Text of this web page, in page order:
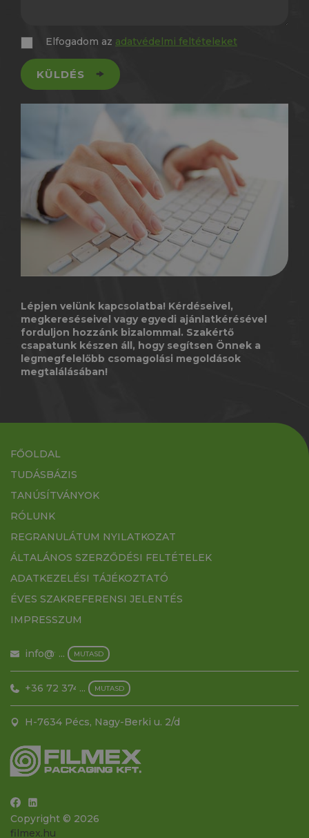
Elfogadom az adatvédelmi feltételeket
KÜLDÉS
Lépjen velünk kapcsolatba! Kérdéseivel,
megkereséseivel vagy egyedi ajánlatkérésével
forduljon hozzánk bizalommal. Szakértő
csapatunk készen áll, hogy segítsen Önnek a
legmegfelelőbb csomagolási megoldások
megtalálásában!
FŐOLDAL
TUDÁSBÁZIS
TANÚSÍTVÁNYOK
RÓLUNK
REGRANULÁTUM NYILATKOZAT
ÁLTALÁNOS SZERZŐDÉSI FELTÉTELEK
ADATKEZELÉSI TÁJÉKOZTATÓ
ÉVES SZAKREFERENSI JELENTÉS
IMPRESSZUM
info@filmex.hu
... MUTASD
+36 72 374 500
... MUTASD
H-7634 Pécs, Nagy-Berki u. 2/d
Copyright © 2026
filmex.hu